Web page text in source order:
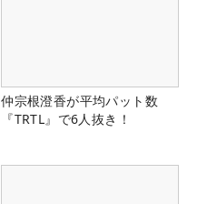
仲宗根澄香が平均パット数
『TRTL』で6人抜き！